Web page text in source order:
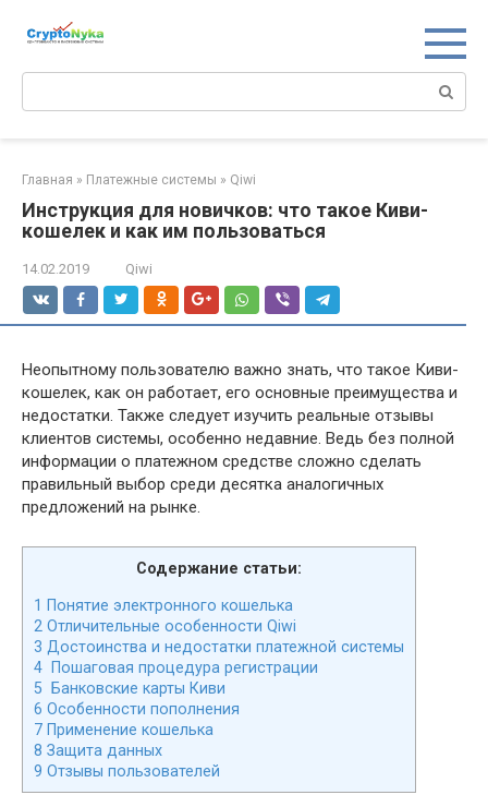
Главная » Платежные системы » Qiwi
Инструкция для новичков: что такое Киви-
кошелек и как им пользоваться
14.02.2019 Qiwi
Неопытному пользователю важно знать, что такое Киви-
кошелек, как он работает, его основные преимущества и
недостатки. Также следует изучить реальные отзывы
клиентов системы, особенно недавние. Ведь без полной
информации о платежном средстве сложно сделать
правильный выбор среди десятка аналогичных
предложений на рынке.
Содержание статьи:
1 Понятие электронного кошелька
2 Отличительные особенности Qiwi
3 Достоинства и недостатки платежной системы
4 Пошаговая процедура регистрации
5 Банковские карты Киви
6 Особенности пополнения
7 Применение кошелька
8 Защита данных
9 Отзывы пользователей